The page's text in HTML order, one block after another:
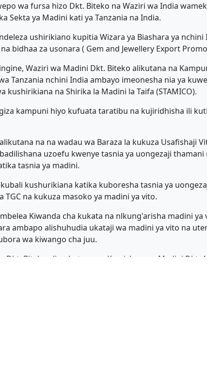
wa fursa hizo Dkt. Biteko na Waziri wa India
Sekta ya Madini kati ya Tanzania na India.
ushirikiano kupitia Wizara ya Biashara ya nchini
bidhaa za usonara ( Gem and Jewellery Export
Waziri wa Madini Dkt. Biteko alikutana na
Tanzania nchini India ambayo imeonesha nia ya
kushirikiana na Shirika la Madini la Taifa (STAMICO).
kampuni hiyo kufuata taratibu na kujiridhisha ili
na na wadau wa Baraza la kukuza Usafishaji
uzoefu kwenye tasnia ya uongezaji
tasnia ya madini.
kushurikiana katika kuboresha tasnia ya
TGC na kukuza masoko ya madini ya vito.
Kiwanda cha kukata na nlkung'arisha madini ya
ambapo alishuhudia ukataji wa madini ya vito na
wa kiwango cha juu.
Dkt. Biteko aliambatana na Kamishna wa Madini Dkt.